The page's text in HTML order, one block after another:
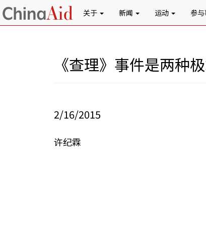
关于 新闻 运动 参
《查理》事件是两种
2/16/2015
许纪霖